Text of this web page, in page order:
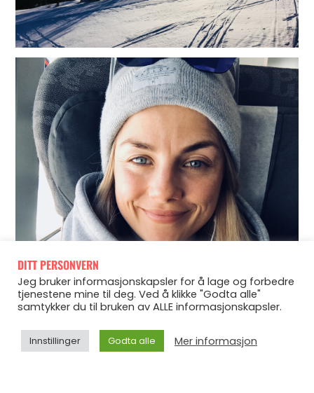
DITT PERSONVERN
Jeg bruker informasjonskapsler for å lage og forbedre
tjenestene mine til deg. Ved å klikke "Godta alle"
samtykker du til bruken av ALLE informasjonskapsler.
Innstillinger Godta alle Mer informasjon